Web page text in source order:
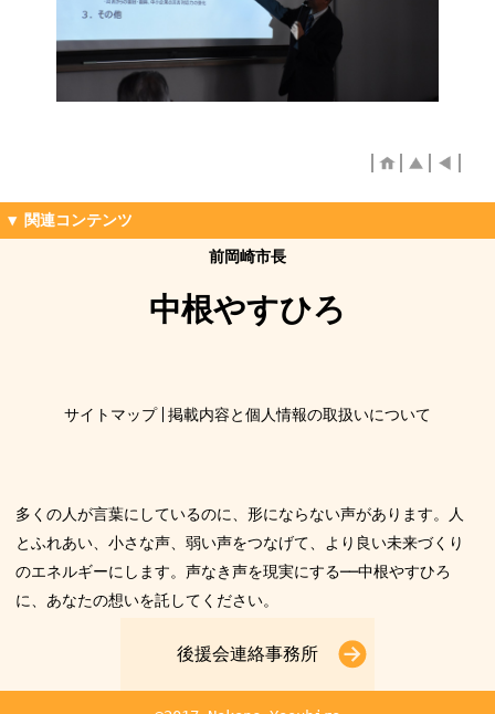
前岡崎市長
中根やすひろ
サイトマップ 掲載内容と個人情報の取扱いについて
多くの人が言葉にしているのに、形にならない声があります。人
とふれあい、小さな声、弱い声をつなげて、より良い未来づくり
のエネルギーにします。声なき声を現実にする──中根やすひろ
に、あなたの想いを託してください。
後援会連絡事務所